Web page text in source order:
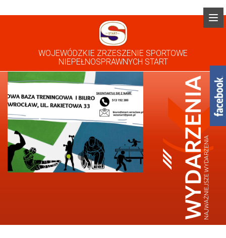
WOJEWÓDZKIE ZRZESZENIE SPORTOWE
NIEPEŁNOSPRAWNYCH START